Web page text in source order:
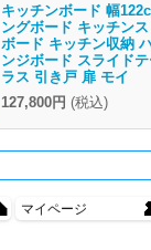
キッチンボード 幅
ングボード キッチン
ボード キッチン収納
ンジボード スライド
ラス 引き戸 扉 モイ
127,800円 (税込)
マイページ